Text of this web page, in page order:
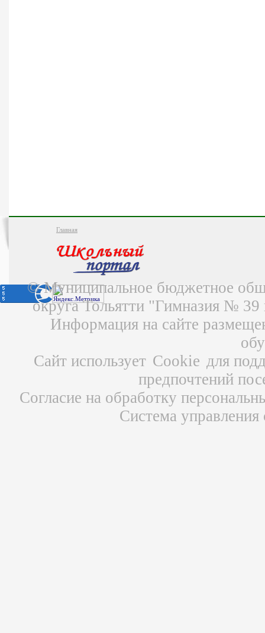
Главная
© Муниципальное бюджетное
округа Тольятти "Гимназия №
Информация на сайте
Сайт использует Cookie для
предпочтений
Согласие на обработку
Система